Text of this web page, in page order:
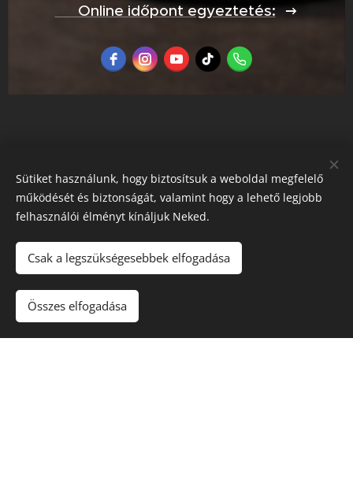
📅 Online időpont egyeztetés:
Északi Dézsa
Kezdőlap
Impresszum
Adatkezelési tájékoztató
Sütiket használunk, hogy biztosítsuk a weboldal megfelelő
működését és biztonságát, valamint hogy a lehető legjobb
felhasználói élményt kínáljuk Neked.
Csak a legszükségesebbek elfogadása
Összes elfogadása